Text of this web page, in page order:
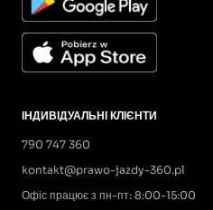
ІНДИВІДУАЛЬНІ КЛІЄНТИ
790 747 360
kontakt@prawo-jazdy-360.pl
Офіс працює з пн-пт: 8:00-15:00